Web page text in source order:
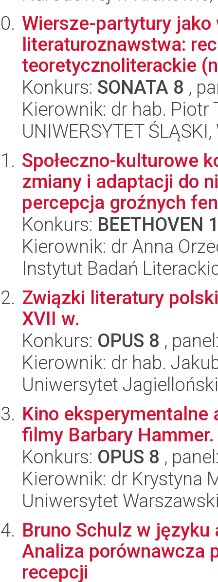
Wiersze-partytury jako
literaturoznawstwa:
teoretycznoliterackie
Konkurs: SONATA 8 ,
Kierownik: dr hab. Piotr
UNIWERSYTET
Społeczno-kulturowe
zmiany i adaptacji do
percepcja groźnych
Konkurs: BEETHOVEN
Kierownik: dr Anna
Instytut Badań
Związki literatury
XVII w.
Konkurs: OPUS 8 ,
Kierownik: dr hab.
Uniwersytet
Kino eksperymentalne
filmy Barbary Hammer.
Konkurs: OPUS 8 ,
Kierownik: dr Krystyna
Uniwersytet
Bruno Schulz w
Analiza porównawcza
recepcji